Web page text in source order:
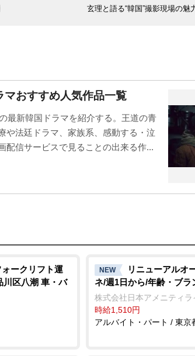
玄理と語る“韓国”撮影現場の魅
マおすすめ人気作品一覧
最新韓国ドラマを紹介する。王道の青
や法廷ドラマ、家族系、感動する・泣
配信サービスで見ることの出来る作...
ークリフト運
川区八潮 車・バ
NEW
リニューアルオ
ネ/週1日から/年齢・ブラ
株式会社日本アメニティラ
時給1,510円
アルバイト・パート / 東京